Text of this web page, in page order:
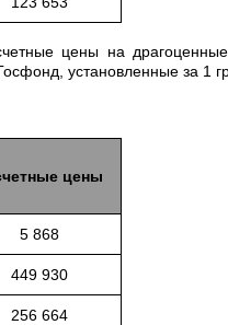
цены на
установленные за 1
цены
5 868
449 930
256 664